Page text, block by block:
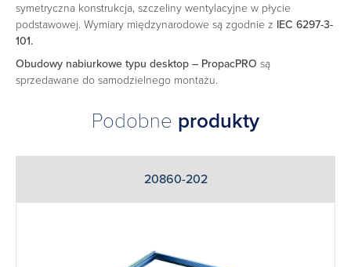
symetryczna konstrukcja, szczeliny wentylacyjne w płycie
podstawowej. Wymiary międzynarodowe są zgodnie z IEC 6297-3-
101.
Obudowy nabiurkowe typu desktop – PropacPRO są
sprzedawane do samodzielnego montażu.
Podobne produkty
20860-202